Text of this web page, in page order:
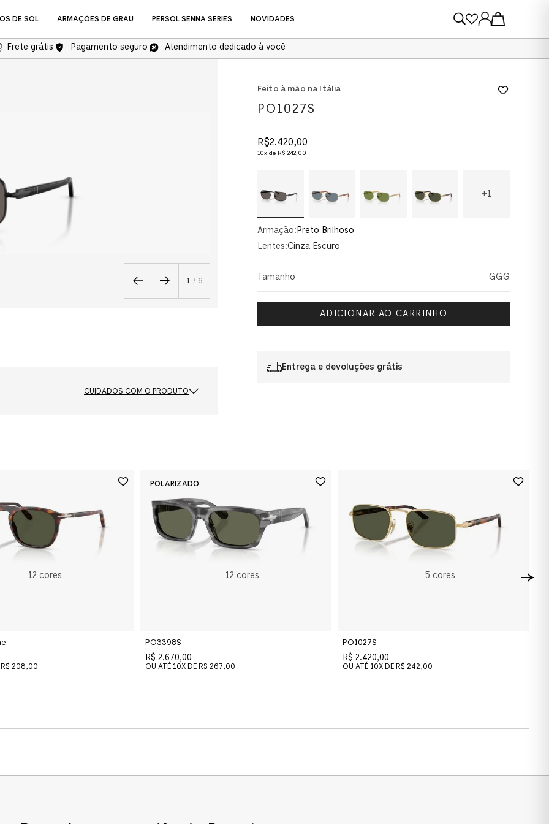
DE SOL ARMAÇÕES DE GRAU PERSOL SENNA SERIES NOVIDADES
NOVIDADES
COMPRAR ÓCULOS DE GRAU
Frete grátis Pagamento seguro Atendimento dedicado à você
1 / 6
CUIDADOS COM O PRODUTO
Ponte e Plaquetas
Ajuste Universal
Feito à mão na Itália
PO1027S
R$2.420,00
10x de R$ 242,00
+1
Armação: Preto Brilhoso
Lentes:Cinza Escuro
Tamanho GGG
ADICIONAR AO CARRINHO
Entrega e devoluções grátis
12 cores
R$ 208,00
12 cores
PO3398S
R$ 2.670,00
OU ATÉ 10X DE R$ 267,00
5 cores
PO1027S
R$ 2.420,00
OU ATÉ 10X DE R$ 242,00